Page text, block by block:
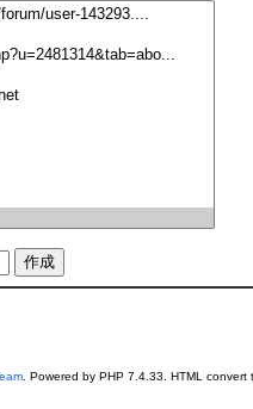
. Powered by PHP 7.4.33. HTML convert